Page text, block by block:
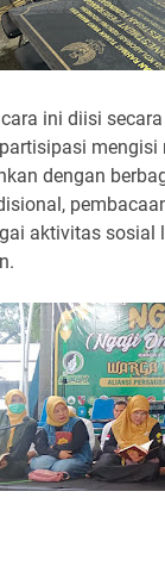
ini diisi
mengisi
dengan
aktivitas